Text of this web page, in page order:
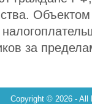
за
Copyright © 2026 - All